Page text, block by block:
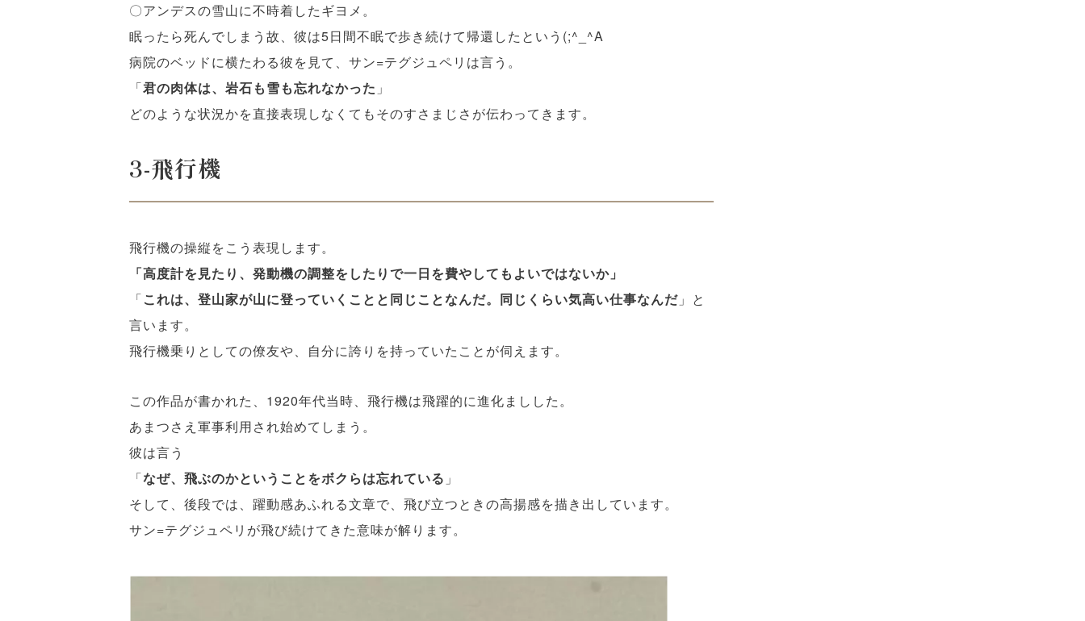
〇アンデスの雪山に不時着したギヨメ。
眠ったら死んでしまう故、彼は5日間不眠で歩き続けて帰還したという(;^_^A
病院のベッドに横たわる彼を見て、サン=テグジュペリは言う。
「君の肉体は、岩石も雪も忘れなかった 」
どのような状況かを直接表現しなくてもそのすさまじさが伝わってきます。
3-飛行機
飛行機の操縦をこう表現します。
「高度計を見たり、発動機の調整をしたりで一日を費やしてもよいではないか」
「これは、登山家が山に登っていくことと同じことなんだ。同じくらい気高い仕事なんだ 」と
言います。
飛行機乗りとしての僚友や、自分に誇りを持っていたことが伺えます。
この作品が書かれた、1920年代当時、飛行機は飛躍的に進化ましした。
あまつさえ軍事利用され始めてしまう。
彼は言う
「なぜ、飛ぶのかということをボクらは忘れている 」
そして、後段では、躍動感あふれる文章で、飛び立つときの高揚感を描き出しています。
サン=テグジュペリが飛び続けてきた意味が解ります。